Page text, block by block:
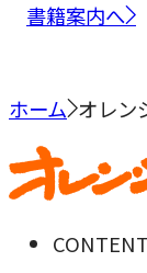
書籍案内へ
ホーム オレン